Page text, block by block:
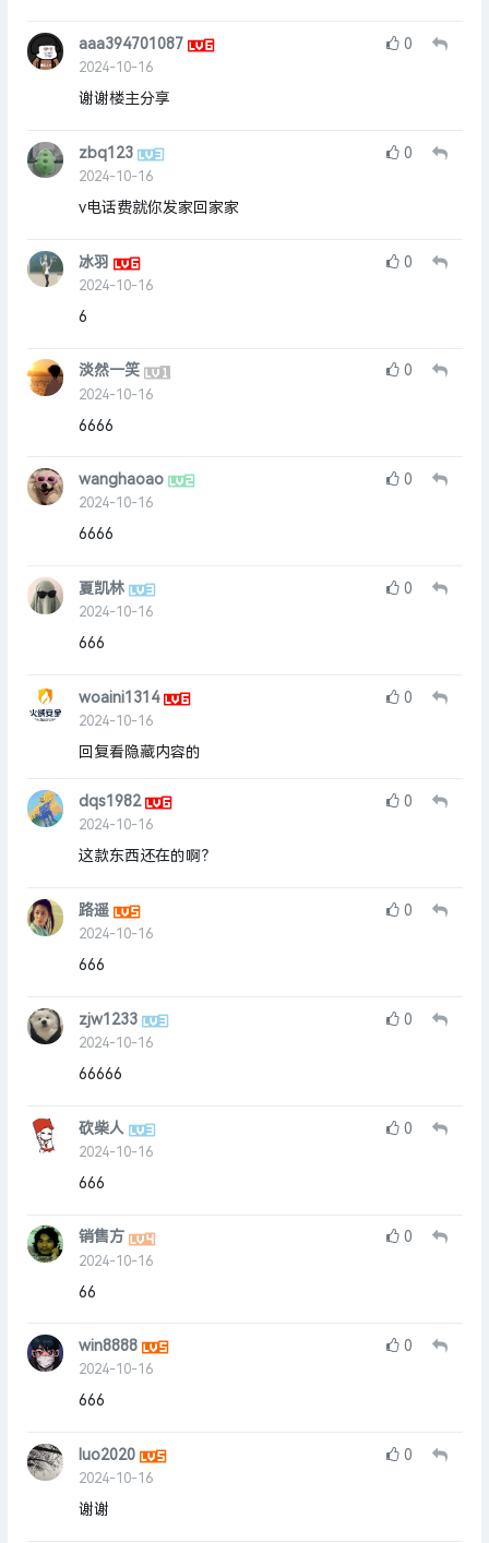
aaa394701087
2024-10-16
0
谢谢楼主分享
zbq123
2024-10-16
0
v电话费就你发家回家家
冰羽
2024-10-16
0
6
淡然一笑
2024-10-16
0
6666
wanghaoao
2024-10-16
0
6666
夏凯林
2024-10-16
0
666
woaini1314
2024-10-16
0
回复看隐藏内容的
dqs1982
2024-10-16
0
这款东西还在的啊？
路遥
2024-10-16
0
666
zjw1233
2024-10-16
0
66666
砍柴人
2024-10-16
0
666
销售方
2024-10-16
0
66
win8888
2024-10-16
0
666
luo2020
2024-10-16
0
谢谢